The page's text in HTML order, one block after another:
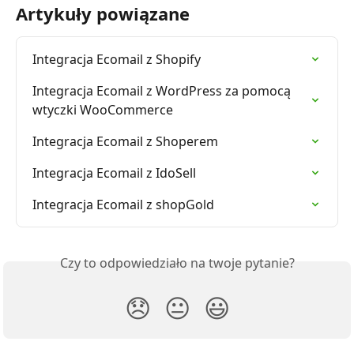
Artykuły powiązane
Integracja Ecomail z Shopify
Integracja Ecomail z WordPress za pomocą
wtyczki WooCommerce
Integracja Ecomail z Shoperem
Integracja Ecomail z IdoSell
Integracja Ecomail z shopGold
Czy to odpowiedziało na twoje pytanie?
😞 😐 😃